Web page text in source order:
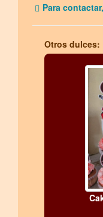
Para
Otros dulces: